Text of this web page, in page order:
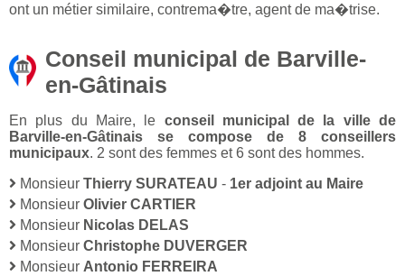
ont un métier similaire, contrema�tre, agent de ma�trise.
Conseil municipal de Barville-
en-Gâtinais
En plus du Maire, le conseil municipal de la ville de
Barville-en-Gâtinais se compose de 8 conseillers
municipaux. 2 sont des femmes et 6 sont des hommes.
Monsieur Thierry SURATEAU - 1er adjoint au Maire
Monsieur Olivier CARTIER
Monsieur Nicolas DELAS
Monsieur Christophe DUVERGER
Monsieur Antonio FERREIRA